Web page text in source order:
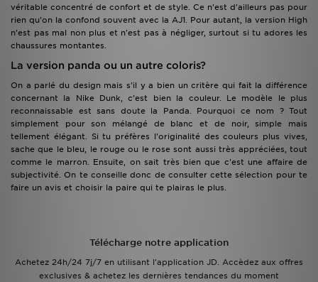
véritable concentré de confort et de style. Ce n'est d'ailleurs pas pour
rien qu'on la confond souvent avec la AJ1. Pour autant, la version High
n'est pas mal non plus et n'est pas à négliger, surtout si tu adores les
chaussures montantes.
La version panda ou un autre coloris?
On a parlé du design mais s'il y a bien un critère qui fait la différence
concernant la Nike Dunk, c'est bien la couleur. Le modèle le plus
reconnaissable est sans doute la Panda. Pourquoi ce nom ? Tout
simplement pour son mélangé de blanc et de noir, simple mais
tellement élégant. Si tu préfères l'originalité des couleurs plus vives,
sache que le bleu, le rouge ou le rose sont aussi très appréciées, tout
comme le marron. Ensuite, on sait très bien que c'est une affaire de
subjectivité. On te conseille donc de consulter cette sélection pour te
faire un avis et choisir la paire qui te plairas le plus.
Télécharge notre application
Achetez 24h/24 7j/7 en utilisant l'application JD. Accèdez aux offres
exclusives & achetez les dernières tendances du moment